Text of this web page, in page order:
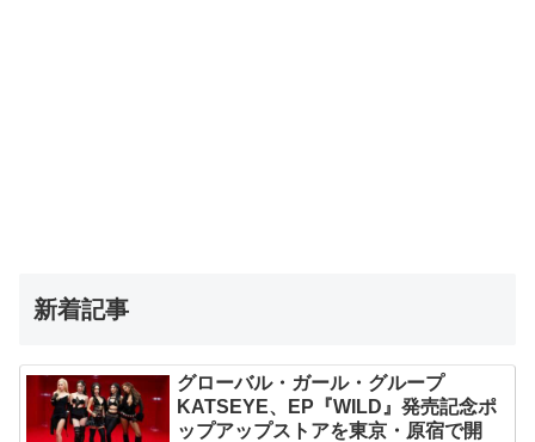
新着記事
グローバル・ガール・グループ
KATSEYE、EP『WILD』発売記念ポ
ップアップストアを東京・原宿で開